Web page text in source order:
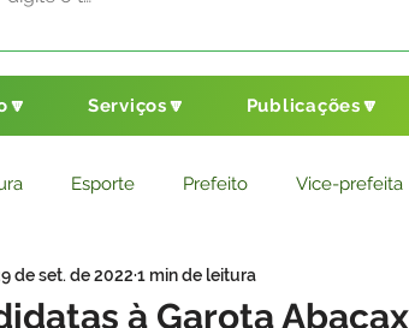
Serviços🔽 Publicações🔽
Esporte Prefeito Vice-prefeita
Saneamento Básico Agricultura
à Garota
de set. de 2022 1 min de leitura